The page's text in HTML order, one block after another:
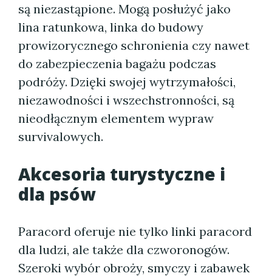
są niezastąpione. Mogą posłużyć jako
lina ratunkowa, linka do budowy
prowizorycznego schronienia czy nawet
do zabezpieczenia bagażu podczas
podróży. Dzięki swojej wytrzymałości,
niezawodności i wszechstronności, są
nieodłącznym elementem wypraw
survivalowych.
Akcesoria turystyczne i
dla psów
Paracord oferuje nie tylko linki paracord
dla ludzi, ale także dla czworonogów.
Szeroki wybór obroży, smyczy i zabawek